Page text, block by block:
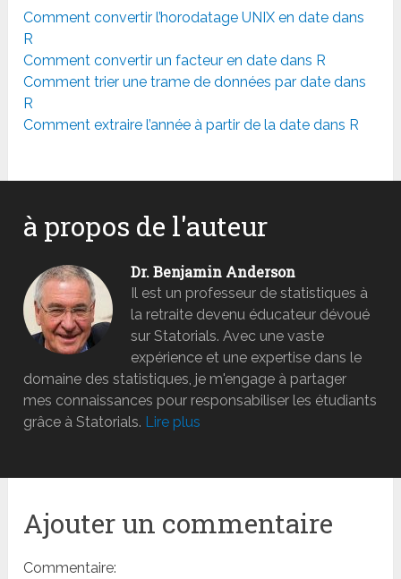
Comment convertir l’horodatage UNIX en date dans
R
Comment convertir un facteur en date dans R
Comment trier une trame de données par date dans
R
Comment extraire l’année à partir de la date dans R
à propos de l'auteur
Dr. Benjamin Anderson
Il est un professeur de statistiques à
la retraite devenu éducateur dévoué
sur Statorials. Avec une vaste
expérience et une expertise dans le
domaine des statistiques, je m'engage à partager
mes connaissances pour responsabiliser les étudiants
grâce à Statorials. Lire plus
Ajouter un commentaire
Commentaire: